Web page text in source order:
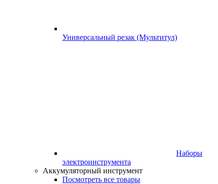
Универсальный резак (Мультитул)
Наборы
электроинструмента
Аккумуляторный инструмент
Посмотреть все товары